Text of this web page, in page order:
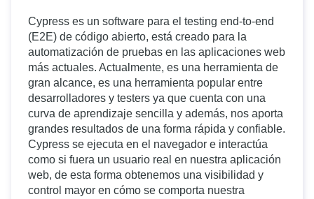
Cypress es un software para el testing end-to-end
(E2E) de código abierto, está creado para la
automatización de pruebas en las aplicaciones web
más actuales. Actualmente, es una herramienta de
gran alcance, es una herramienta popular entre
desarrolladores y testers ya que cuenta con una
curva de aprendizaje sencilla y además, nos aporta
grandes resultados de una forma rápida y confiable.
Cypress se ejecuta en el navegador e interactúa
como si fuera un usuario real en nuestra aplicación
web, de esta forma obtenemos una visibilidad y
control mayor en cómo se comporta nuestra